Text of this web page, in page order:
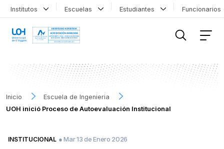
Institutos Escuelas Estudiantes
Inicio
Escuela de Ingenieria
UOH inició Proceso de Autoevaluación Institucional
INSTITUCIONAL ● Mar 13 de Enero 2026